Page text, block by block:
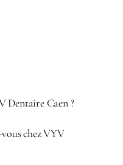
Dentaire Caen ?
chez VYV